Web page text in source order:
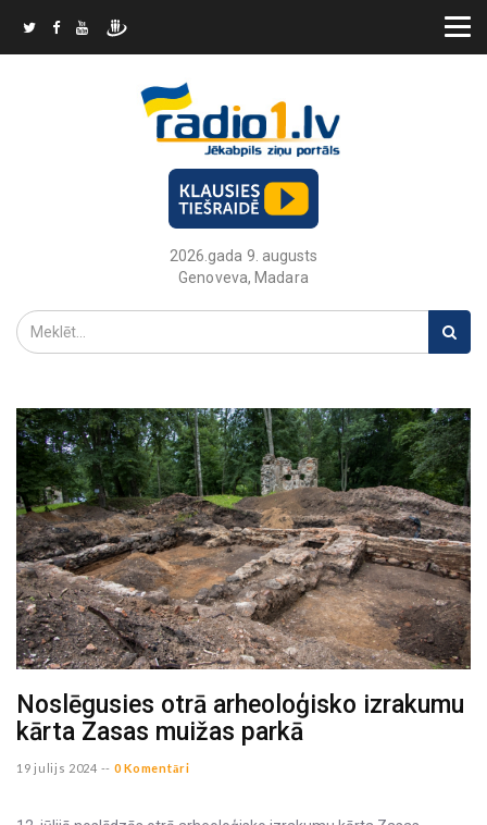
2026.gada 9. augusts
Genoveva, Madara
Noslēgusies otrā arheoloģisko izrakumu
kārta Zasas muižas parkā
19 julijs 2024 -- 0 Komentāri